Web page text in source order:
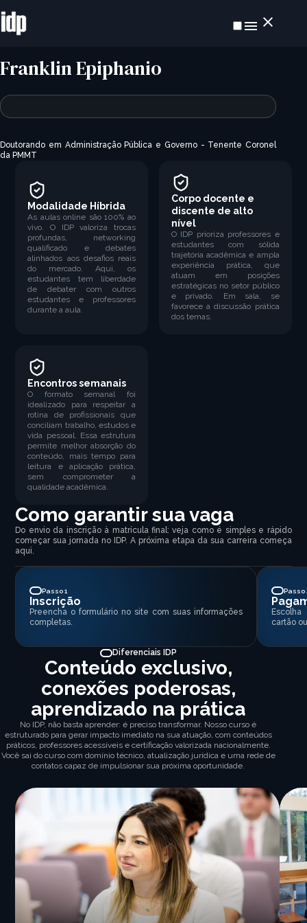
Franklin Epiphanio
Doutorando em Administração Pública e Governo - Tenente Coronel
da PMMT
Modalidade Híbrida
As aulas online são 100% ao
vivo. O IDP valoriza trocas
profundas, networking
qualificado e debates
alinhados aos desafios reais
do mercado. Aqui, os
estudantes tem liberdade
de debater com outros
estudantes e professores
durante a aula.
Corpo docente e
discente de alto
nível
O IDP prioriza professores e
estudantes com sólida
trajetória acadêmica e ampla
experiência prática, que
atuam em posições
estratégicas no setor público
e privado. Em sala, se
favorece a discussão prática
dos temas.
Encontros semanais
O formato semanal foi
idealizado para respeitar a
rotina de profissionais que
conciliam trabalho, estudos e
vida pessoal. Essa estrutura
permite melhor absorção do
conteúdo, mais tempo para
leitura e aplicação prática,
sem comprometer a
qualidade acadêmica.
Como garantir sua vaga
Do envio da inscrição à matrícula final: veja como é simples e rápido
começar sua jornada no IDP. A próxima etapa da sua carreira começa
aqui.
Passo 1
Inscrição
Preencha o formulário no site com suas informações
completas.
Passo
cartão
Diferenciais IDP
Conteúdo exclusivo,
conexões poderosas,
aprendizado na prática
No IDP, não basta aprender: é preciso transformar. Nosso curso é
estruturado para gerar impacto imediato na sua atuação, com conteúdos
práticos, professores acessíveis e certificação valorizada nacionalmente.
Você sai do curso com domínio técnico, atualização jurídica e uma rede de
contatos capaz de impulsionar sua próxima oportunidade.